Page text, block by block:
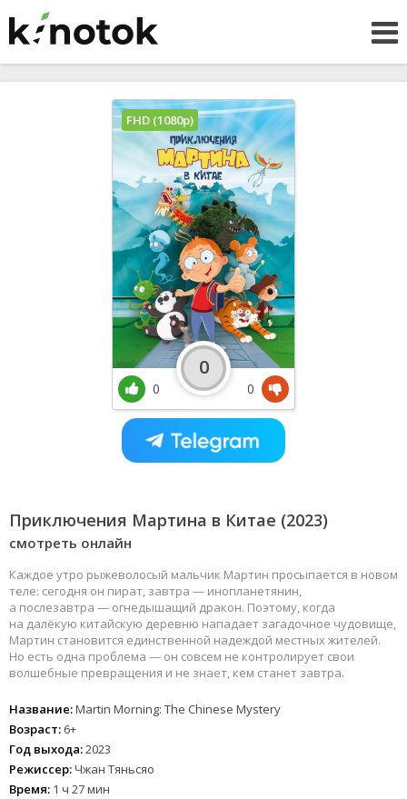
Приключения Мартина в Китае (2023)
смотреть онлайн
Каждое утро рыжеволосый мальчик Мартин просыпается в новом
теле: сегодня он пират, завтра — инопланетянин,
а послезавтра — огнедышащий дракон. Поэтому, когда
на далёкую китайскую деревню нападает загадочное чудовище,
Мартин становится единственной надеждой местных жителей.
Но есть одна проблема — он совсем не контролирует свои
волшебные превращения и не знает, кем станет завтра.
Название:Martin Morning: The Chinese Mystery
Возраст: 6+
Год выхода:2023
Режиссер:Чжан Тяньсяо
Время: 1 ч 27 мин
FHD (1080p)
0
0
0